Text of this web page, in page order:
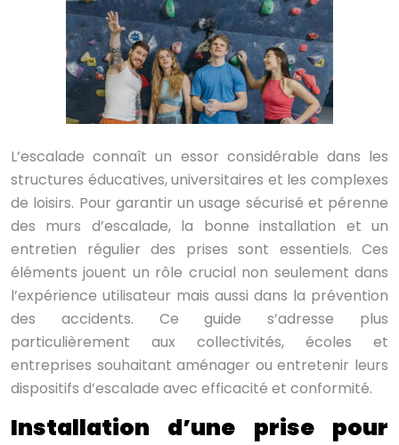
L’escalade connaît un essor considérable dans les
structures éducatives, universitaires et les complexes
de loisirs. Pour garantir un usage sécurisé et pérenne
des murs d’escalade, la bonne installation et un
entretien régulier des prises sont essentiels. Ces
éléments jouent un rôle crucial non seulement dans
l’expérience utilisateur mais aussi dans la prévention
des accidents. Ce guide s’adresse plus
particulièrement aux collectivités, écoles et
entreprises souhaitant aménager ou entretenir leurs
dispositifs d’escalade avec efficacité et conformité.
Installation d’une prise pour